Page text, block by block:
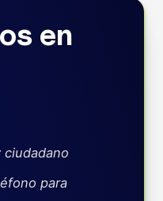
en
ciudadano
para